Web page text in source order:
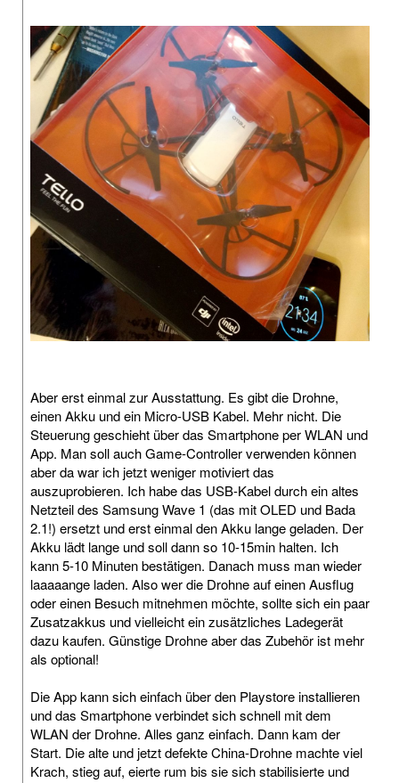
Aber erst einmal zur Ausstattung. Es gibt die Drohne,
einen Akku und ein Micro-USB Kabel. Mehr nicht. Die
Steuerung geschieht über das Smartphone per WLAN und
App. Man soll auch Game-Controller verwenden können
aber da war ich jetzt weniger motiviert das
auszuprobieren. Ich habe das USB-Kabel durch ein altes
Netzteil des Samsung Wave 1 (das mit OLED und Bada
2.1!) ersetzt und erst einmal den Akku lange geladen. Der
Akku lädt lange und soll dann so 10-15min halten. Ich
kann 5-10 Minuten bestätigen. Danach muss man wieder
laaaaange laden. Also wer die Drohne auf einen Ausflug
oder einen Besuch mitnehmen möchte, sollte sich ein paar
Zusatzakkus und vielleicht ein zusätzliches Ladegerät
dazu kaufen. Günstige Drohne aber das Zubehör ist mehr
als optional!
Die App kann sich einfach über den Playstore installieren
und das Smartphone verbindet sich schnell mit dem
WLAN der Drohne. Alles ganz einfach. Dann kam der
Start. Die alte und jetzt defekte China-Drohne machte viel
Krach, stieg auf, eierte rum bis sie sich stabilisierte und